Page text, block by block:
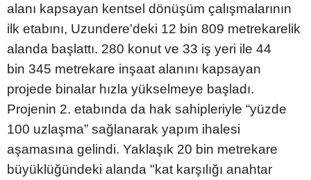
alanı kapsayan kentsel dönüşüm çalışmalarının
ilk etabını, Uzundere'deki 12 bin 809 metrekarelik
alanda başlattı. 280 konut ve 33 iş yeri ile 44
bin 345 metrekare inşaat alanını kapsayan
projede binalar hızla yükselmeye başladı.
Projenin 2. etabında da hak sahipleriyle “yüzde
100 uzlaşma” sağlanarak yapım ihalesi
aşamasına gelindi. Yaklaşık 20 bin metrekare
büyüklüğündeki alanda "kat karşılığı anahtar